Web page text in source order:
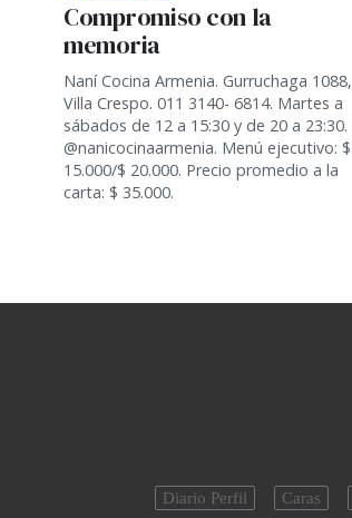
Compromiso con la
memoria
Naní Cocina Armenia. Gurruchaga 1088,
Villa Crespo. 011 3140- 6814. Martes a
sábados de 12 a 15:30 y de 20 a 23:30.
@nanicocinaarmenia. Menú ejecutivo: $
15.000/$ 20.000. Precio promedio a la
carta: $ 35.000.
Diario Perfil Caras